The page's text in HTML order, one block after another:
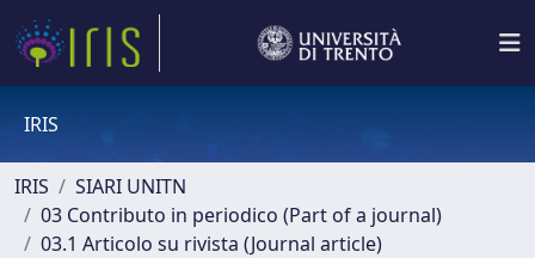
IRIS
IRIS
SIARI UNITN
03 Contributo in periodico (Part of a journal)
03.1 Articolo su rivista (Journal article)